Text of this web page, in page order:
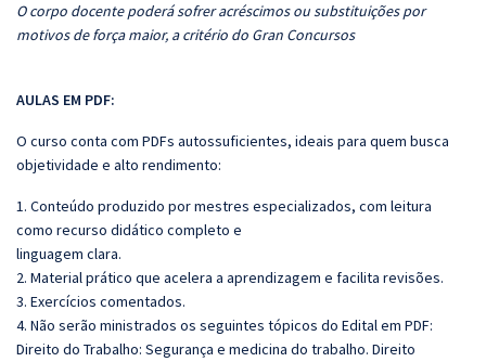
O corpo docente poderá sofrer acréscimos ou substituições por
motivos de força maior, a critério do Gran Concursos
AULAS EM PDF:
O curso conta com PDFs autossuficientes, ideais para quem busca
objetividade e alto rendimento:
1. Conteúdo produzido por mestres especializados, com leitura
como recurso didático completo e
linguagem clara.
2. Material prático que acelera a aprendizagem e facilita revisões.
3. Exercícios comentados.
4. Não serão ministrados os seguintes tópicos do Edital em PDF:
Direito do Trabalho: Segurança e medicina do trabalho. Direito